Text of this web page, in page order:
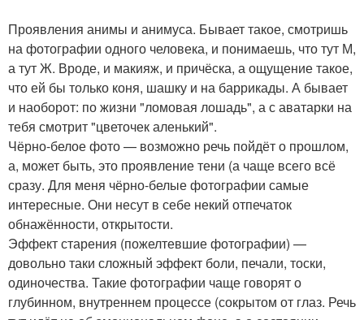
Проявления анимы и анимуса. Бывает такое, смотришь
на фотографии одного человека, и понимаешь, что тут М,
а тут Ж. Вроде, и макияж, и причёска, а ощущение такое,
что ей бы только коня, шашку и на баррикады. А бывает
и наоборот: по жизни "ломовая лошадь", а с аватарки на
тебя смотрит "цветочек аленький".
Чёрно-белое фото — возможно речь пойдёт о прошлом,
а, может быть, это проявление тени (а чаще всего всё
сразу. Для меня чёрно-белые фотографии самые
интересные. Они несут в себе некий отпечаток
обнажённости, открытости.
Эффект старения (пожелтевшие фотографии) —
довольно таки сложный эффект боли, печали, тоски,
одиночества. Такие фотографии чаще говорят о
глубинном, внутреннем процессе (сокрытом от глаз. Речь